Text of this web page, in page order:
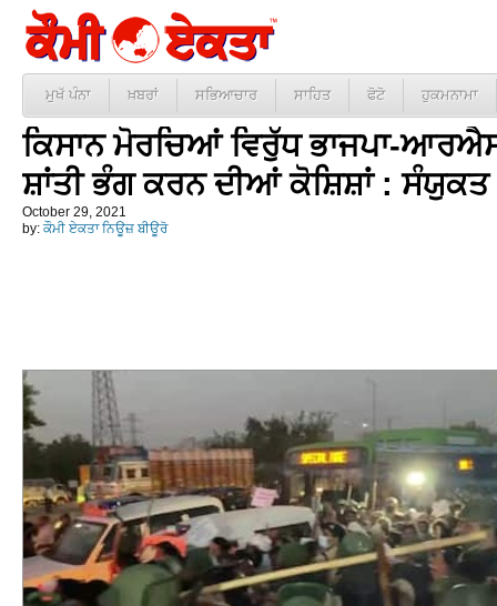
ਮੁਖੱ ਪੰਨਾ ਖ਼ਬਰਾਂ ਸਭਿਆਚਾਰ ਸਾਹਿਤ ਫੋਟੋ ਹੁਕਮਨਾਮਾ
ਕਿਸਾਨ ਮੋਰਚਿਆਂ ਵਿਰੁੱਧ ਭਾਜਪਾ-
ਸ਼ਾਂਤੀ ਭੰਗ ਕਰਨ ਦੀਆਂ ਕੋਸ਼ਿਸ਼ਾਂ : ਸੰਯੁਕਤ
October 29, 2021
by: ਕੌਮੀ ਏਕਤਾ ਨਿਊਜ਼ ਬੀਊਰੋ